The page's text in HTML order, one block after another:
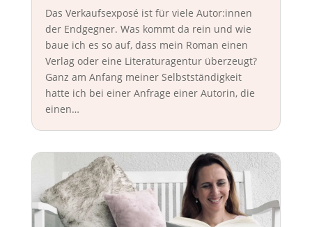
Das Verkaufsexposé ist für viele Autor:innen
der Endgegner. Was kommt da rein und wie
baue ich es so auf, dass mein Roman einen
Verlag oder eine Literaturagentur überzeugt?
Ganz am Anfang meiner Selbstständigkeit
hatte ich bei einer Anfrage einer Autorin, die
einen…